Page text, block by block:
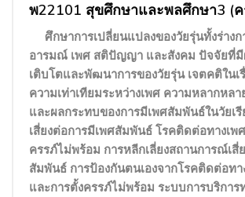
พ22101 สุขศึกษาและพลศึกษา3 (
ศึกษาการเปลี่ยนแปลงของวัยรุ่นทั้งร่างก
อารมณ์ เพศ สติปัญญา และสังคม ปัจจัยที่มี
เติบโตและพัฒนาการของวัยรุ่น เจตคติในเ
ความเท่าเทียมระหว่างเพศ ความหลากหล
และผลกระทบของการมีเพศสัมพันธ์ในวัยเ
เสี่ยงต่อการมีเพศสัมพันธ์ โรคติดต่อทางเพ
ครรภ์ไม่พร้อม การหลีกเลี่ยงสถานการณ์เสี่
สัมพันธ์ การป้องกันตนเองจากโรคติดต่อท
และการตั้งครรภ์ไม่พร้อม ระบบการบริกา